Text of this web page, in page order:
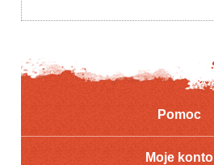
Pomoc
Moje konto